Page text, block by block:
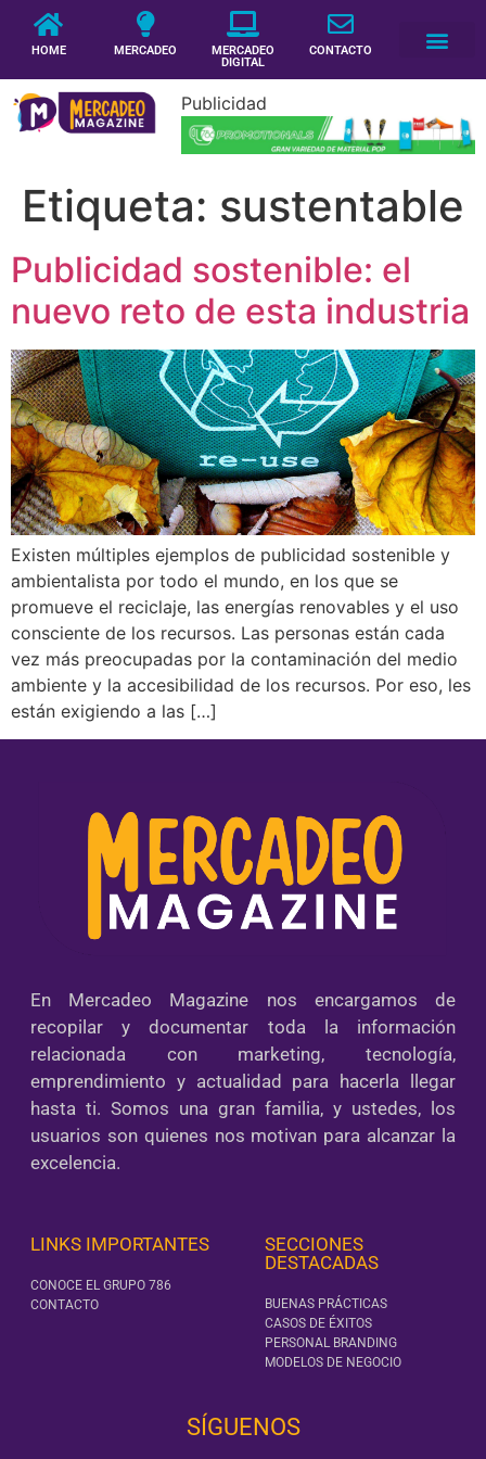
HOME MERCADEO
MERCADEO
DIGITAL
CONTACTO
Publicidad
Etiqueta: sustentable
Publicidad sostenible: el
nuevo reto de esta industria
Existen múltiples ejemplos de publicidad sostenible y
ambientalista por todo el mundo, en los que se
promueve el reciclaje, las energías renovables y el uso
consciente de los recursos. Las personas están cada
vez más preocupadas por la contaminación del medio
ambiente y la accesibilidad de los recursos. Por eso, les
están exigiendo a las […]
En Mercadeo Magazine nos encargamos de
recopilar y documentar toda la información
relacionada con marketing, tecnología,
emprendimiento y actualidad para hacerla llegar
hasta ti. Somos una gran familia, y ustedes, los
usuarios son quienes nos motivan para alcanzar la
excelencia.
LINKS IMPORTANTES
CONOCE EL GRUPO 786
CONTACTO
SECCIONES
DESTACADAS
BUENAS PRÁCTICAS
CASOS DE ÉXITOS
PERSONAL BRANDING
MODELOS DE NEGOCIO
SÍGUENOS‎